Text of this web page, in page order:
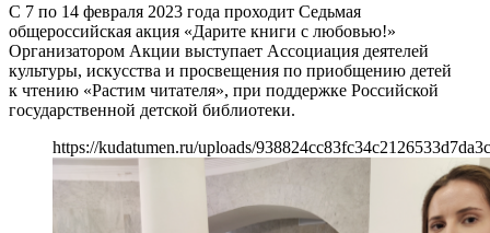
С 7 по 14 февраля 2023 года проходит Седьмая
общероссийская акция «Дарите книги с любовью!»
Организатором Акции выступает Ассоциация деятелей
культуры, искусства и просвещения по приобщению детей
к чтению «Растим читателя», при поддержке Российской
государственной детской библиотеки.
https://kudatumen.ru/uploads/